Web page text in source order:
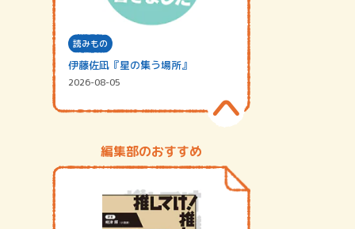
読みもの
伊藤佐凪『星の集う場所』
2026-08-05
編集部のおすすめ